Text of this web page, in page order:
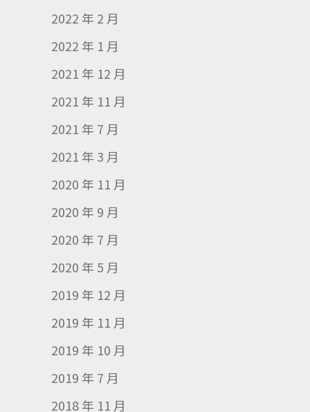
2022 年 2 月
2022 年 1 月
2021 年 12 月
2021 年 11 月
2021 年 7 月
2021 年 3 月
2020 年 11 月
2020 年 9 月
2020 年 7 月
2020 年 5 月
2019 年 12 月
2019 年 11 月
2019 年 10 月
2019 年 7 月
2018 年 11 月